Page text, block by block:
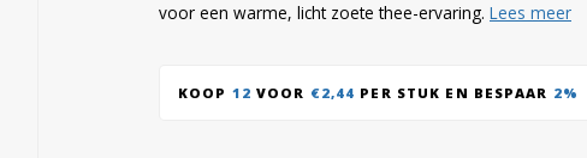
voor een warme, licht zoete thee-ervaring. Lees meer
KOOP 12 VOOR €2,44 PER STUK EN BESPAAR 2%